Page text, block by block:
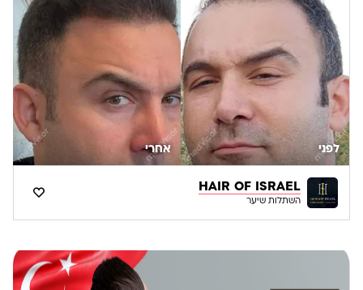
לפני אחרי
HAIR OF ISRAEL
השתלות שיער